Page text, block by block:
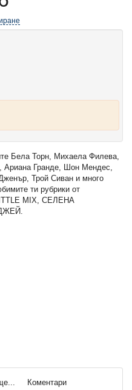
Бела Торн, Михаела Филева,
Гранде, Шон Мендес,
Трой Сиван и много
ти рубрики от
MIX, СЕЛЕНА
Коментари